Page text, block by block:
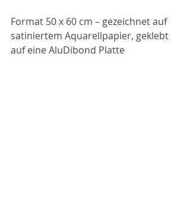
Format 50 x 60 cm – gezeichnet auf
satiniertem Aquarellpapier, geklebt
auf eine AluDibond Platte